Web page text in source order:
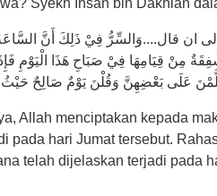
Syekh Ihsan bin Dakhlan
ان قال....وَالسِّرُّ فِيْ ذَلِكَ أَنَّ
مِنْ قِيَامِهَا فِيْ صَبَاحِ هَذَا الْيَوْمِ
Allah menciptakan kepada
pada hari Jumat tersebut.
telah dijelaskan terjadi pada